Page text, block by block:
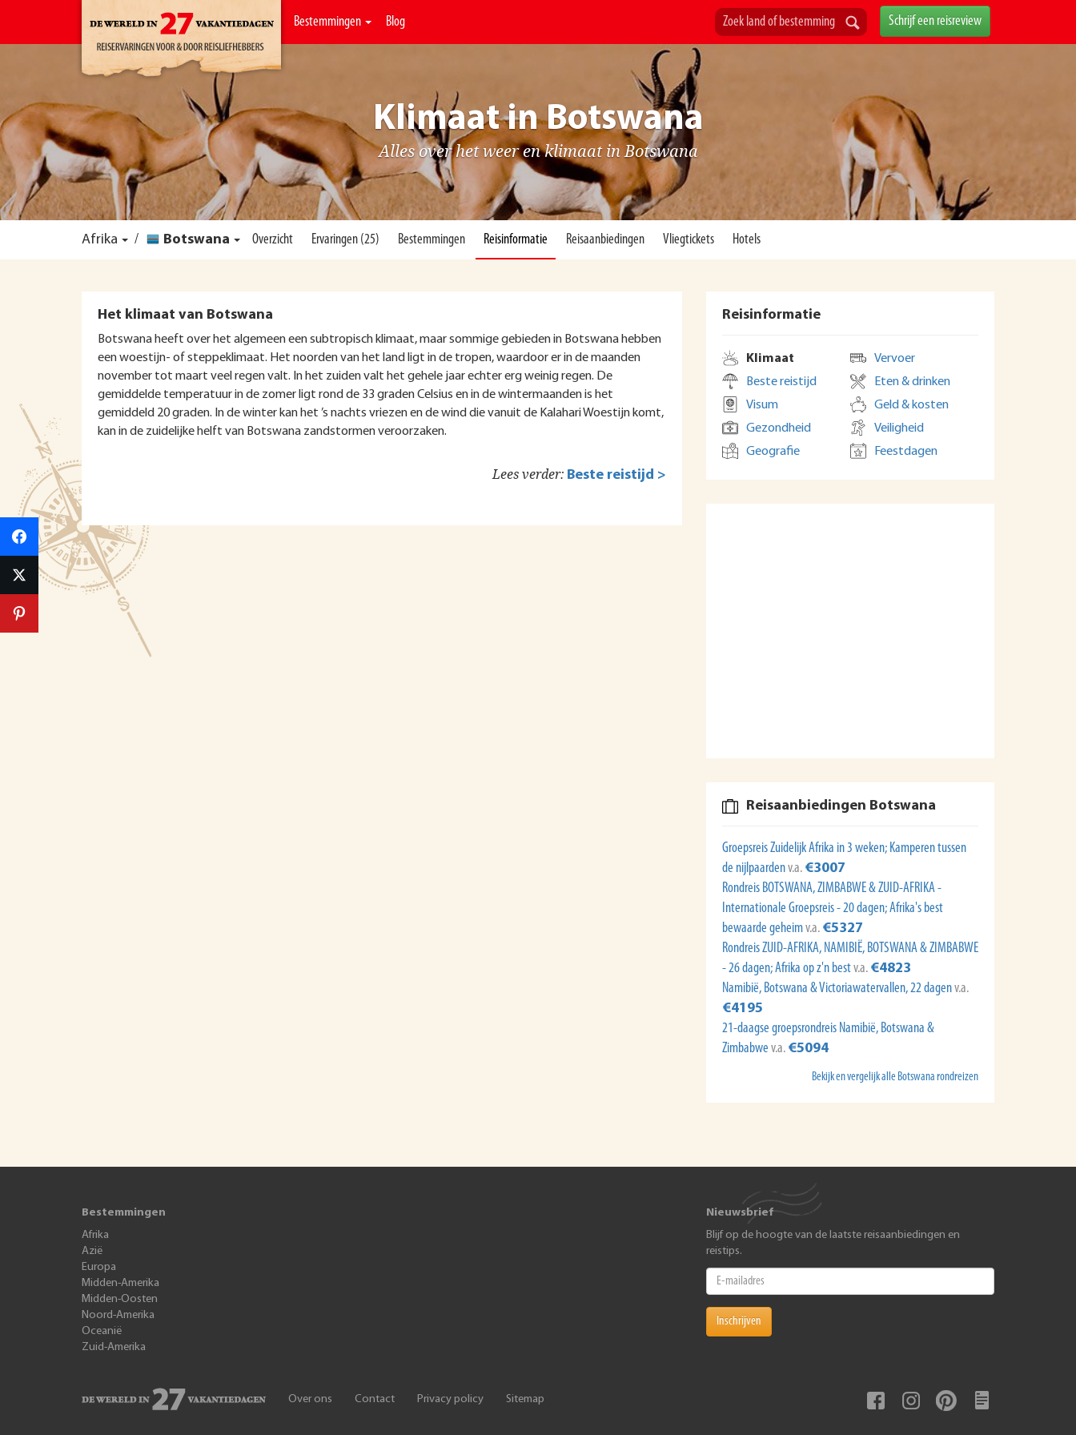
Bestemmingen Blog Schrijf een reisreview
Klimaat in Botswana
Alles over het weer en klimaat in Botswana
Afrika / Botswana Overzicht Ervaringen (25) Bestemmingen Reisinformatie Reisaanbiedingen Vliegtickets Hotels
Het klimaat van Botswana
Botswana heeft over het algemeen een subtropisch klimaat, maar sommige gebieden in Botswana hebben
een woestijn- of steppeklimaat. Het noorden van het land ligt in de tropen, waardoor er in de maanden
november tot maart veel regen valt. In het zuiden valt het gehele jaar echter erg weinig regen. De
gemiddelde temperatuur in de zomer ligt rond de 33 graden Celsius en in de wintermaanden is het
gemiddeld 20 graden. In de winter kan het ’s nachts vriezen en de wind die vanuit de Kalahari Woestijn komt,
kan in de zuidelijke helft van Botswana zandstormen veroorzaken.
Lees verder: Beste reistijd >
Reisinformatie
Klimaat
Beste reistijd
Visum
Gezondheid
Geografie
Vervoer
Eten & drinken
Geld & kosten
Veiligheid
Feestdagen
Reisaanbiedingen Botswana
Groepsreis Zuidelijk Afrika in 3 weken; Kamperen tussen
de nijlpaardenv.a. €3007
Rondreis BOTSWANA, ZIMBABWE & ZUID-AFRIKA -
Internationale Groepsreis - 20 dagen; Afrika's best
bewaarde geheimv.a. €5327
Rondreis ZUID-AFRIKA, NAMIBIË, BOTSWANA & ZIMBABWE
- 26 dagen; Afrika op z'n bestv.a. €4823
Namibië, Botswana & Victoriawatervallen, 22 dagenv.a.
€4195
21-daagse groepsrondreis Namibië, Botswana &
Zimbabwe v.a. €5094
Bekijk en vergelijk alle Botswana rondreizen
Bestemmingen
Afrika
Azië
Europa
Midden-Amerika
Midden-Oosten
Noord-Amerika
Oceanië
Zuid-Amerika
Nieuwsbrief
Blijf op de hoogte van de laatste reisaanbiedingen en
reistips.
Inschrijven
Over ons Contact Privacy policy Sitemap